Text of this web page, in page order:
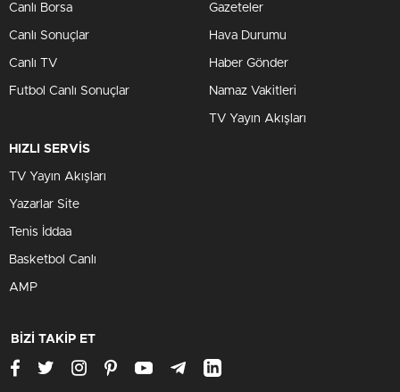
Canlı Borsa
Canlı Sonuçlar
Canlı TV
Futbol Canlı Sonuçlar
Gazeteler
Hava Durumu
Haber Gönder
Namaz Vakitleri
TV Yayın Akışları
HIZLI SERVİS
TV Yayın Akışları
Yazarlar Site
Tenis İddaa
Basketbol Canlı
AMP
BİZİ TAKİP ET